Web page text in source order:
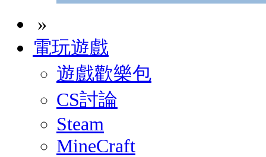
»
電玩遊戲
遊戲歡樂包
CS討論
Steam
MineCraft